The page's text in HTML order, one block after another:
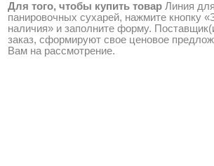
Для того, чтобы купить товар Линия
панировочных сухарей, нажмите кнопку
наличия» и заполните форму.
заказ, сформируют свое ценовое
Вам на рассмотрение.